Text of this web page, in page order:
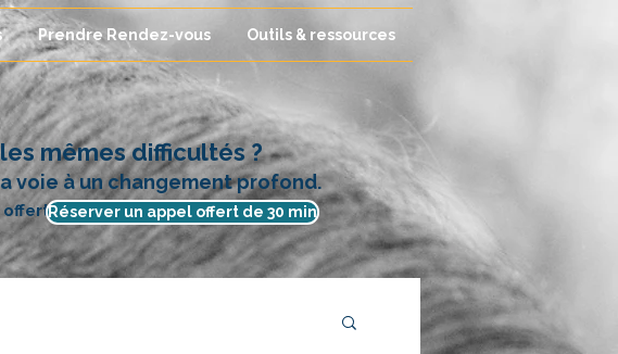
Prendre Rendez-vous Outils & ressources
mêmes difficultés ?
voie à un changement profond.
offert.Réserver un appel offert de 30 min